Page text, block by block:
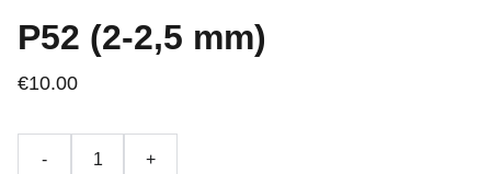
P52 (2-2,5 mm)
€10.00
- +